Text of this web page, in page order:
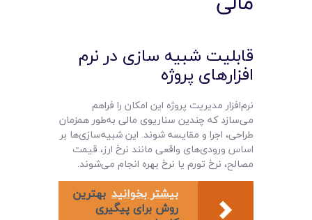
قابلیت شبیه‌ سازی در نرم‌
افزارهای پروژه
نرم‌افزار مدیریت پروژه این امکان را فراهم
می‌سازد که چندین سناریوی مالی به‌طور همزمان
طراحی، اجرا و مقایسه شوند. این شبیه‌سازی‌ها بر
اساس ورودی‌های واقعی مانند نرخ ارز، قیمت
مصالح، نرخ تورم یا نرخ بهره انجام می‌شوند.
بیشتر بخوانید بهترین
روش برای پیگیری